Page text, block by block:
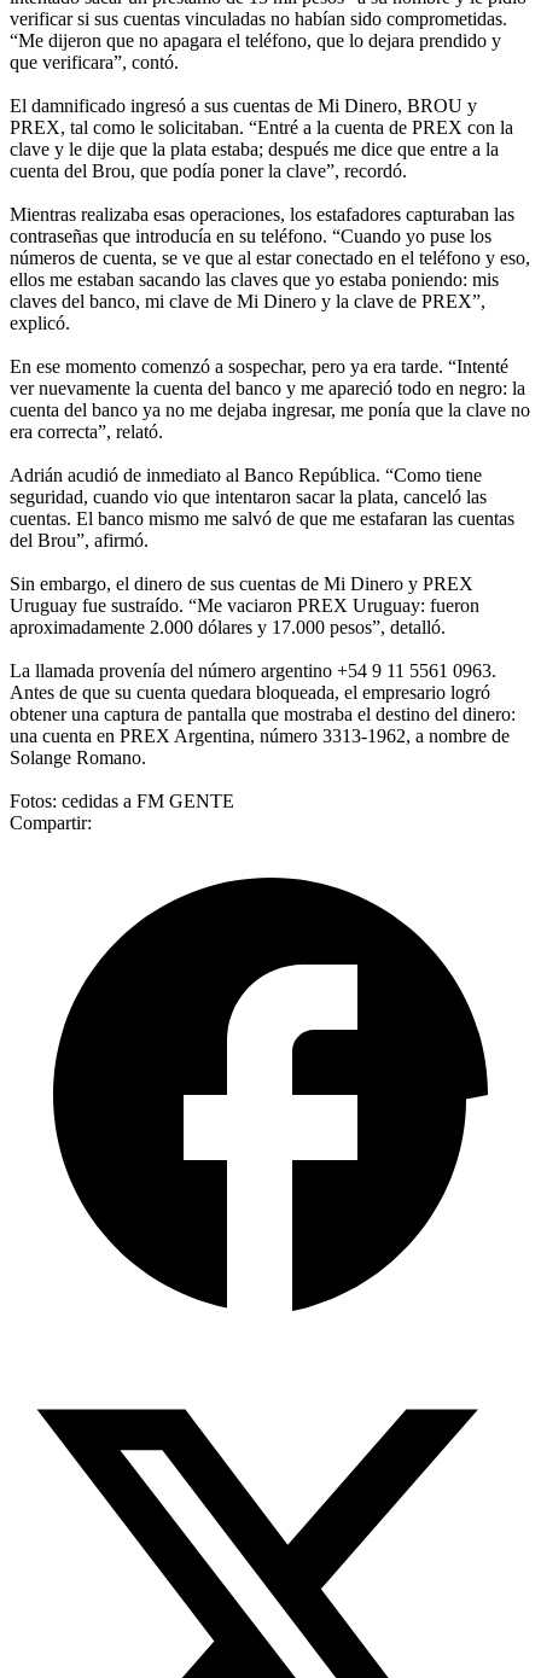
verificar si sus cuentas vinculadas no habían sido comprometidas.
“Me dijeron que no apagara el teléfono, que lo dejara prendido y
que verificara”, contó.
El damnificado ingresó a sus cuentas de Mi Dinero, BROU y
PREX, tal como le solicitaban. “Entré a la cuenta de PREX con la
clave y le dije que la plata estaba; después me dice que entre a la
cuenta del Brou, que podía poner la clave”, recordó.
Mientras realizaba esas operaciones, los estafadores capturaban las
contraseñas que introducía en su teléfono. “Cuando yo puse los
números de cuenta, se ve que al estar conectado en el teléfono y eso,
ellos me estaban sacando las claves que yo estaba poniendo: mis
claves del banco, mi clave de Mi Dinero y la clave de PREX”,
explicó.
En ese momento comenzó a sospechar, pero ya era tarde. “Intenté
ver nuevamente la cuenta del banco y me apareció todo en negro: la
cuenta del banco ya no me dejaba ingresar, me ponía que la clave no
era correcta”, relató.
Adrián acudió de inmediato al Banco República. “Como tiene
seguridad, cuando vio que intentaron sacar la plata, canceló las
cuentas. El banco mismo me salvó de que me estafaran las cuentas
del Brou”, afirmó.
Sin embargo, el dinero de sus cuentas de Mi Dinero y PREX
Uruguay fue sustraído. “Me vaciaron PREX Uruguay: fueron
aproximadamente 2.000 dólares y 17.000 pesos”, detalló.
La llamada provenía del número argentino +54 9 11 5561 0963.
Antes de que su cuenta quedara bloqueada, el empresario logró
obtener una captura de pantalla que mostraba el destino del dinero:
una cuenta en PREX Argentina, número 3313-1962, a nombre de
Solange Romano.
Fotos: cedidas a FM GENTE
Compartir: